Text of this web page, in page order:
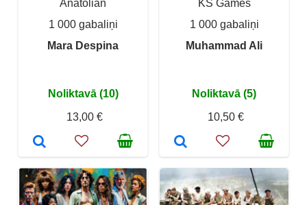
Anatolian
1 000 gabaliņi
Mara Despina
Noliktavā (10)
13,00 €
KS Games
1 000 gabaliņi
Muhammad Ali
Noliktavā (5)
10,50 €